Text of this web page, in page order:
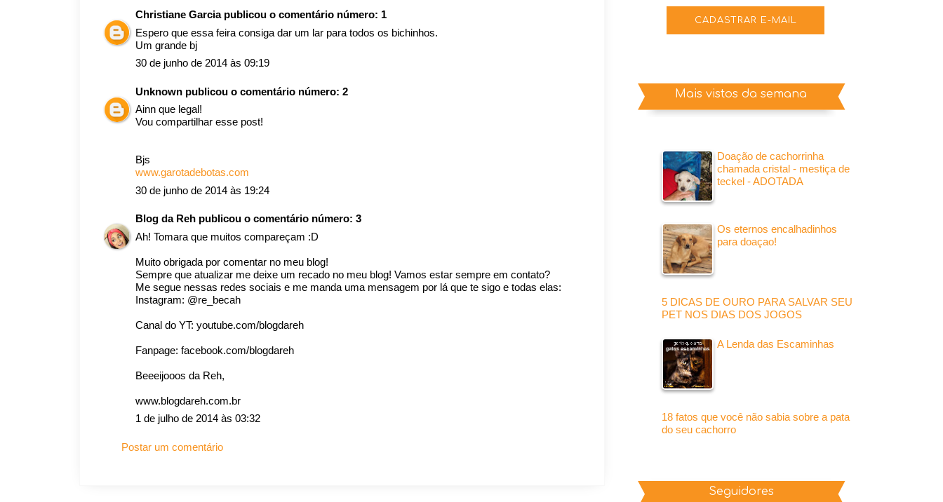
Christiane Garcia publicou o comentário número: 1
Espero que essa feira consiga dar um lar para todos os bichinhos.
Um grande bj
30 de junho de 2014 às 09:19
Unknown publicou o comentário número: 2
Ainn que legal!
Vou compartilhar esse post!
Bjs
www.garotadebotas.com
30 de junho de 2014 às 19:24
Blog da Reh publicou o comentário número: 3
Ah! Tomara que muitos compareçam :D
Muito obrigada por comentar no meu blog!
Sempre que atualizar me deixe um recado no meu blog! Vamos estar sempre em contato?
Me segue nessas redes sociais e me manda uma mensagem por lá que te sigo e todas elas:
Instagram: @re_becah
Canal do YT: youtube.com/blogdareh
Fanpage: facebook.com/blogdareh
Beeeijooos da Reh,
www.blogdareh.com.br
1 de julho de 2014 às 03:32
Postar um comentário
Mais vistos da semana
Doação de cachorrinha
chamada cristal - mestiça de
teckel - ADOTADA
Os eternos encalhadinhos
para doaçao!
5 DICAS DE OURO PARA SALVAR SEU
PET NOS DIAS DOS JOGOS
A Lenda das Escaminhas
18 fatos que você não sabia sobre a pata
do seu cachorro
Seguidores